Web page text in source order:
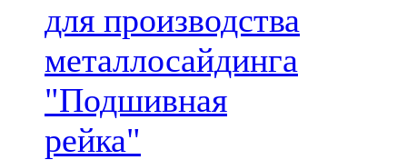
для производства
металлосайдинга
"Подшивная
рейка"